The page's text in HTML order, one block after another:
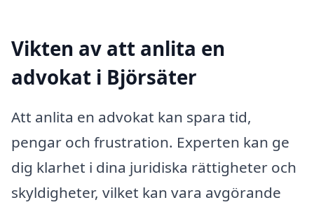
Vikten av att anlita en
advokat i Björsäter
Att anlita en advokat kan spara tid,
pengar och frustration. Experten kan ge
dig klarhet i dina juridiska rättigheter och
skyldigheter, vilket kan vara avgörande